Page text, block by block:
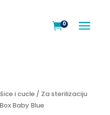
a
0
i cucle/ Za sterilizaciju
Baby Blue